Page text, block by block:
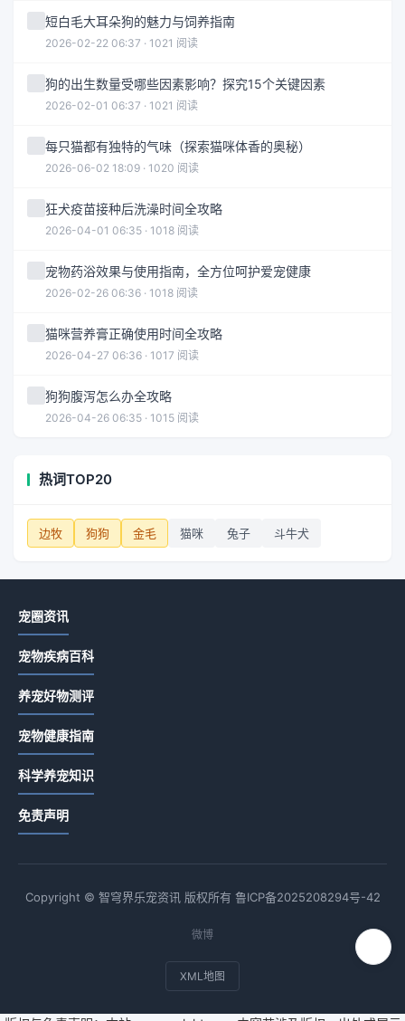
短白毛大耳朵狗的魅力与饲养指南
2026-02-22 06:37 · 1021 阅读
狗的出生数量受哪些因素影响？探究15个关键因素
2026-02-01 06:37 · 1021 阅读
每只猫都有独特的气味（探索猫咪体香的奥秘）
2026-06-02 18:09 · 1020 阅读
狂犬疫苗接种后洗澡时间全攻略
2026-04-01 06:35 · 1018 阅读
宠物药浴效果与使用指南，全方位呵护爱宠健康
2026-02-26 06:36 · 1018 阅读
猫咪营养膏正确使用时间全攻略
2026-04-27 06:36 · 1017 阅读
狗狗腹泻怎么办全攻略
2026-04-26 06:35 · 1015 阅读
热词TOP20
边牧 狗狗 金毛 猫咪 兔子 斗牛犬
宠圈资讯
宠物疾病百科
养宠好物测评
宠物健康指南
科学养宠知识
免责声明
Copyright © 智穹界乐宠资讯 版权所有 鲁ICP备2025208294号-42
微博
XML地图